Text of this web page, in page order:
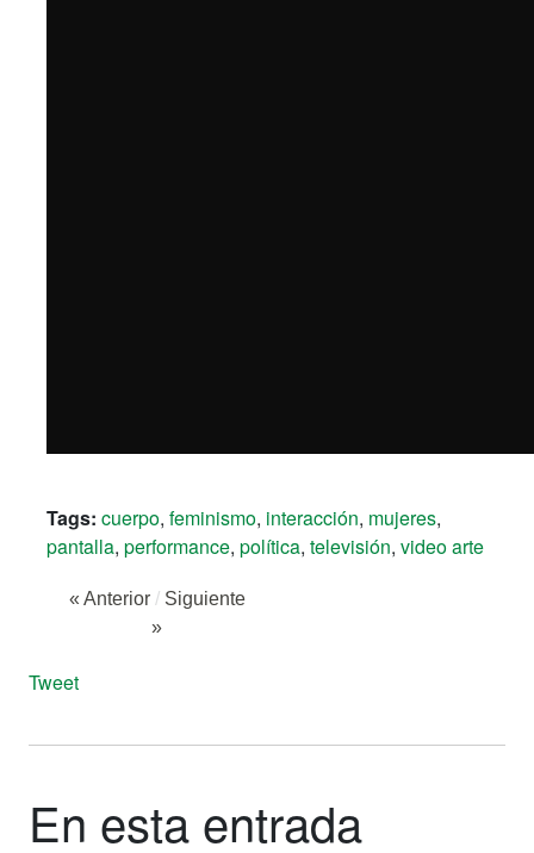
Tags: cuerpo, feminismo, interacción, mujeres,
pantalla, performance, política, televisión, video arte
« Anterior / Siguiente
»
Tweet
En esta entrada